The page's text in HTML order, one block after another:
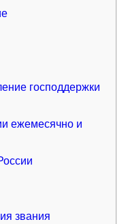
господдержки
ежемесячно и
звания